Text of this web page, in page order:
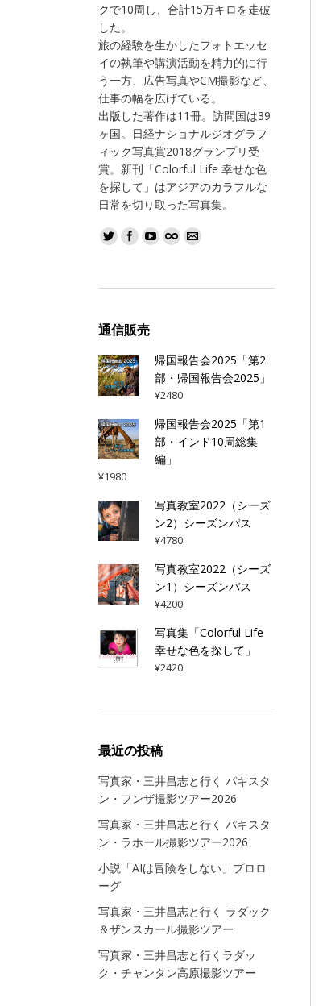
クで10周し、合計15万キロを走破
した。
旅の経験を生かしたフォトエッセ
イの執筆や講演活動を精力的に行
う一方、広告写真やCM撮影など、
仕事の幅を広げている。
出版した著作は11冊。訪問国は39
ヶ国。日経ナショナルジオグラフ
ィック写真賞2018グランプリ受
賞。新刊「Colorful Life 幸せな色
を探して」はアジアのカラフルな
日常を切り取った写真集。
通信販売
帰国報告会2025「第2
部・帰国報告会2025」
¥2480
帰国報告会2025「第1
部・インド10周総集
編」
¥1980
写真教室2022（シーズ
ン2）シーズンパス
¥4780
写真教室2022（シーズ
ン1）シーズンパス
¥4200
写真集「Colorful Life
幸せな色を探して」
¥2420
最近の投稿
写真家・三井昌志と行く パキスタ
ン・フンザ撮影ツアー2026
写真家・三井昌志と行く パキスタ
ン・ラホール撮影ツアー2026
小説「AIは冒険をしない」プロロ
ーグ
写真家・三井昌志と行く ラダック
＆ザンスカール撮影ツアー
写真家・三井昌志と行くラダッ
ク・チャンタン高原撮影ツアー